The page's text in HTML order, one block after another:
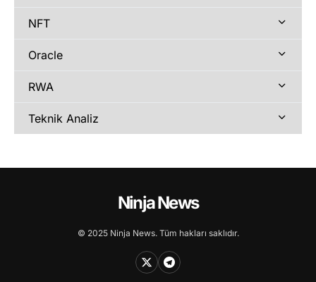
NFT
Oracle
RWA
Teknik Analiz
Ninja News
© 2025 Ninja News. Tüm hakları saklıdır.